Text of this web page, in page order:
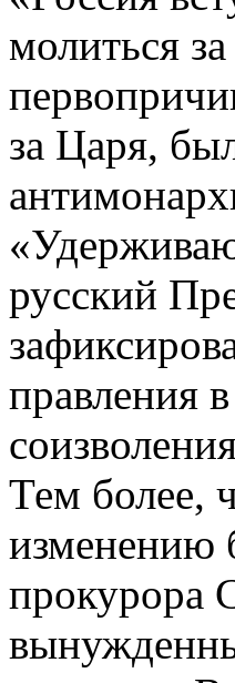
молиться
за Царя,
русский
правления
Тем более,
изменению
прокурора